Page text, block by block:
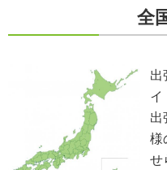
情報の取扱いと運用に関する具体
個人情報に関する法令およびその
当社の役員、社員、協働者は、個
人情報保護が効果的に実施される
を継続して改善します。
個人情報の取扱いに関する問い合
当方所定の窓口にて、合理的な範
[お問い合わせ先]
便利屋みらい
お問い合わせ方法：
メールフォー
全
出
イ
出
様
せ